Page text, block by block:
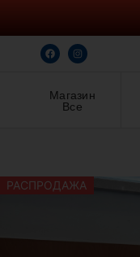
Магазин
Все
РАСПРОДАЖА